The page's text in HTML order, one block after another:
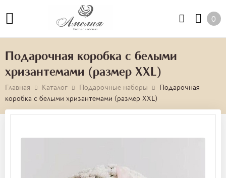
0
Подарочная коробка с белыми
хризантемами (размер XXL)
Главная Каталог Подарочные наборы
Подарочная
коробка с белыми хризантемами (размер XXL)